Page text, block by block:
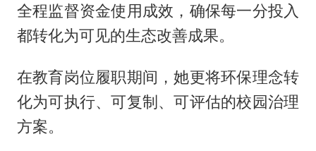
全程监督资金使用成效，确保每一分投入
都转化为可见的生态改善成果。
在教育岗位履职期间，她更将环保理念转
化为可执行、可复制、可评估的校园治理
方案。